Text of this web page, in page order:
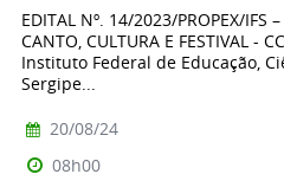
EDITAL Nº. 14/2023/PROPEX/IFS
CANTO, CULTURA E FESTIVAL -
Instituto Federal de Educação,
Sergipe...
20/08/24
08h00